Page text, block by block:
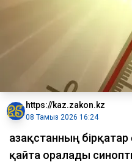
https://kaz.zakon.kz
08 Тамыз 2026 16:24
Қазақстанның
қайта оралады